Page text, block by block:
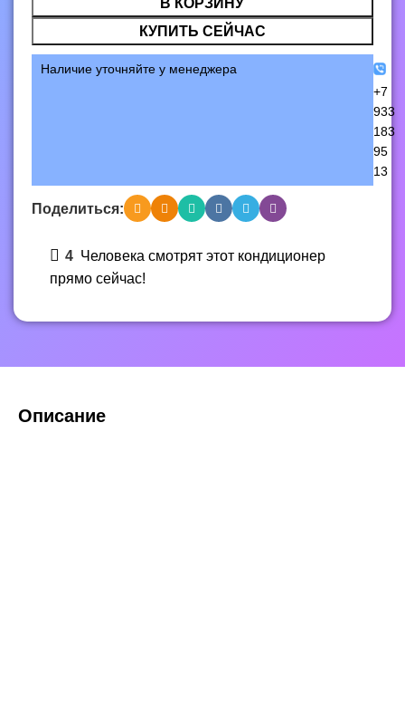
В КОРЗИНУ
КУПИТЬ СЕЙЧАС
Наличие уточняйте у менеджера
+7
933
183
95
13
Поделиться:
4 Человека смотрят этот кондиционер
прямо сейчас!
Описание